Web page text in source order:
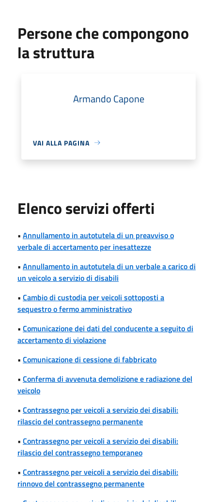
Persone che compongono
la struttura
Armando Capone
VAI ALLA PAGINA
Elenco servizi offerti
• Annullamento in autotutela di un preavviso o
verbale di accertamento per inesattezze
• Annullamento in autotutela di un verbale a carico di
un veicolo a servizio di disabili
• Cambio di custodia per veicoli sottoposti a
sequestro o fermo amministrativo
• Comunicazione dei dati del conducente a seguito di
accertamento di violazione
• Comunicazione di cessione di fabbricato
• Conferma di avvenuta demolizione e radiazione del
veicolo
• Contrassegno per veicoli a servizio dei disabili:
rilascio del contrassegno permanente
• Contrassegno per veicoli a servizio dei disabili:
rilascio del contrassegno temporaneo
• Contrassegno per veicoli a servizio dei disabili:
rinnovo del contrassegno permanente